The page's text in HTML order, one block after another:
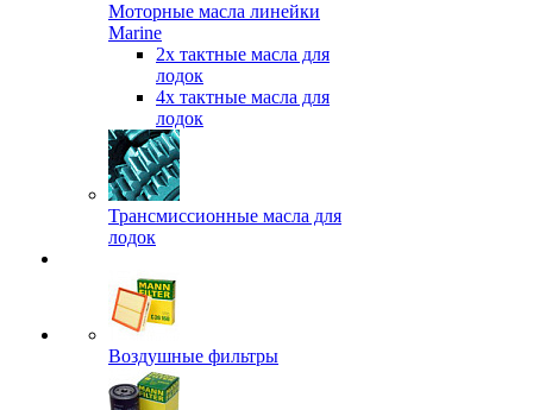
Моторные масла линейки
Marine
2х тактные масла для
лодок
4х тактные масла для
лодок
Трансмиссионные масла для
лодок
Воздушные фильтры